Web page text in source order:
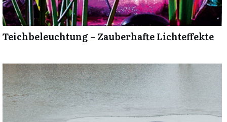
Teichbeleuchtung – Zauberhafte Lichteffekte